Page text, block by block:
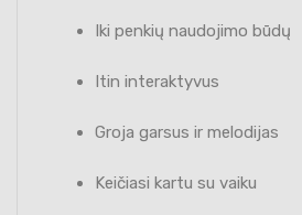
Iki penkių naudojimo būdų
Itin interaktyvus
Groja garsus ir melodijas
Keičiasi kartu su vaiku